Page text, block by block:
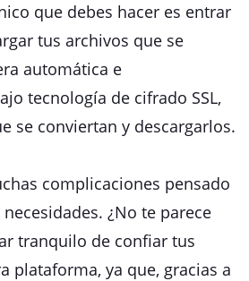
que debes hacer es entrar
tus archivos que se
automática e
tecnología de cifrado SSL,
se conviertan y descargarlos.
complicaciones pensado
¿No te parece
tranquilo de confiar tus
plataforma, ya que, gracias a